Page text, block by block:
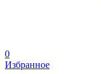
0
Избранное